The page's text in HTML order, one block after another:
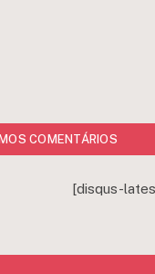
COMENTÁRIOS
[disqus-